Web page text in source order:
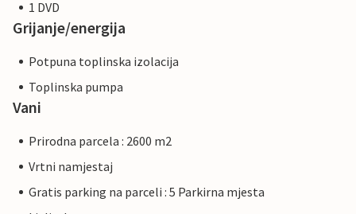
1 DVD
Grijanje/energija
Potpuna toplinska izolacija
Toplinska pumpa
Vani
Prirodna parcela : 2600 m2
Vrtni namjestaj
Gratis parking na parceli : 5 Parkirna mjesta